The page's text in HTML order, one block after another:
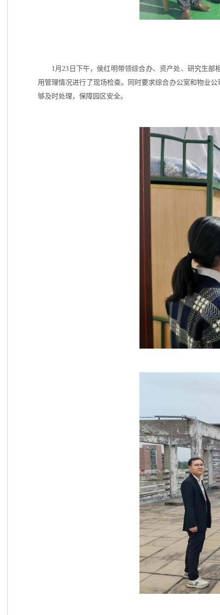
1月23日下午，侯红明带领综合办、资产处、研究生部
用管理情况进行了现场检查。同时要求综合办公室和物业
够及时处理，保障园区安全。